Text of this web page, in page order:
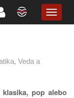
, Veda a
pop alebo